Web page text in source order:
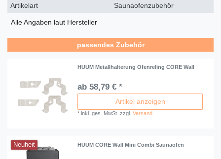
Artikelart Saunaofenzubehör
Alle Angaben laut Hersteller
passendes Zubehör
HUUM Metallhalterung Ofenreling CORE Wall
ab 58,79 € *
Artikel anzeigen
*inkl. ges. MwSt. zzgl.Versand
Neuheit HUUM CORE Wall Mini Combi Saunaofen